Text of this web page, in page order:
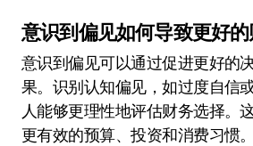
意识到偏见如何导致更好的
意识到偏见可以通过促进更好的
果。识别认知偏见，如过度自信
人能够更理性地评估财务选择。
更有效的预算、投资和消费习惯